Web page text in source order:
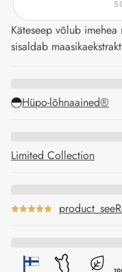
Käteseep võlub
sisaldab
Hüpo-lõhnaained®
Limited Collection